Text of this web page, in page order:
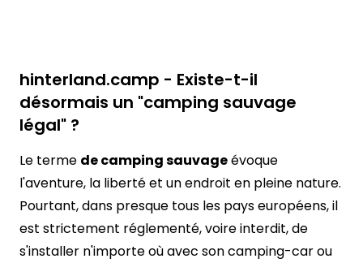
hinterland.camp - Existe-t-il
désormais un "camping sauvage
légal" ?
Le terme de camping sauvageévoque
l'aventure, la liberté et un endroit en pleine nature.
Pourtant, dans presque tous les pays européens, il
est strictement réglementé, voire interdit, de
s'installer n'importe où avec son camping-car ou